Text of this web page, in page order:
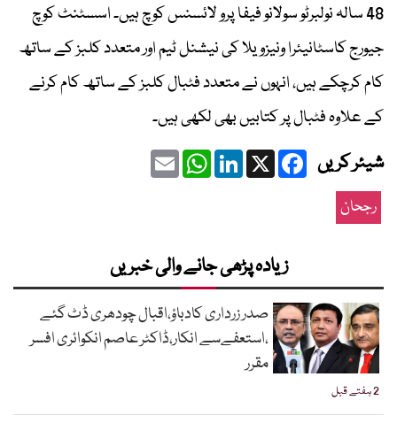
48 سالہ نولبرٹو سولانو فیفا پرو لائسنس کوچ ہیں۔ اسسٹنٹ کوچ
جیورج کاسٹانیئرا ونیزویلا کی نیشنل ٹیم اور متعدد کلبز کے ساتھ
کام کرچکے ہیں، انہوں نے متعدد فٹبال کلبز کے ساتھ کام کرنے
کے علاوہ فٹبال پر کتابیں بھی لکھی ہیں۔
شیئر کریں Facebook
X
LinkedIn
WhatsApp
Email
رجحان
زیادہ پڑھی جانے والی خبریں
2 ہفتے قبل
صدر زرداری کادباؤ،اقبال چودھری ڈٹ گئے
،استعفےسے انکار،ڈاکٹر عاصم انکوائری افسر
مقرر